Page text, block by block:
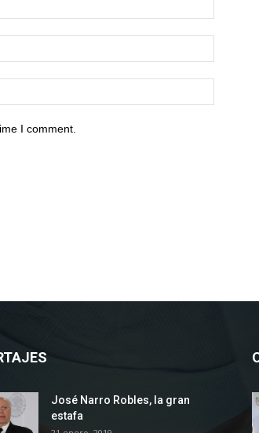
I comment.
José Narro Robles, la gran
estafa